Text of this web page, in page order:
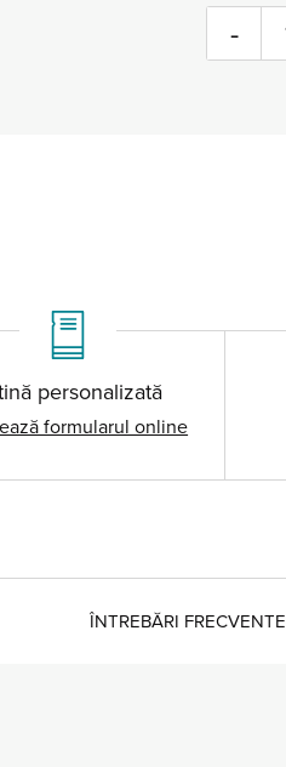
-
personalizată
formularul online
ÎNTREBĂRI FRECVENTE